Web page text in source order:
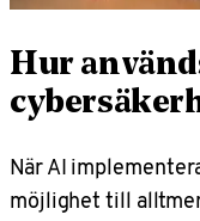
Hur
När AI
möjlighet till